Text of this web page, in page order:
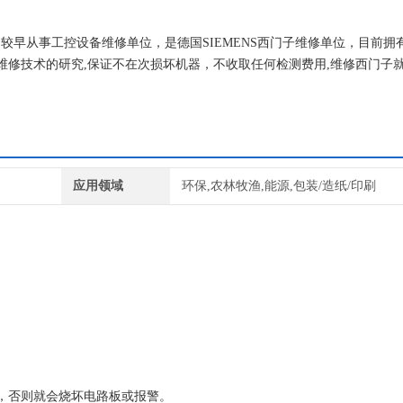
早从事工控设备维修单位，是德国SIEMENS西门子维修单位，目前拥
技术的研究,保证不在次损坏机器，不收取任何检测费用,维修西门子
应用领域 环保,农林牧渔,能源,包装/造纸/印刷
则就会烧坏电路板或报警。